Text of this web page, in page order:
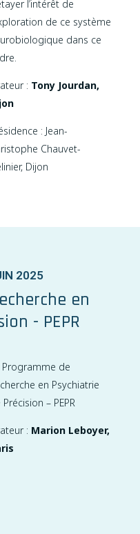
l’intérêt de
de ce système
dans ce
: Tony Jourdan,
: Jean-
Chauvet-
Dijon
2025
en
- PEPR
Programme de
en Psychiatrie
Précision – PEPR
: Marion Leboyer,